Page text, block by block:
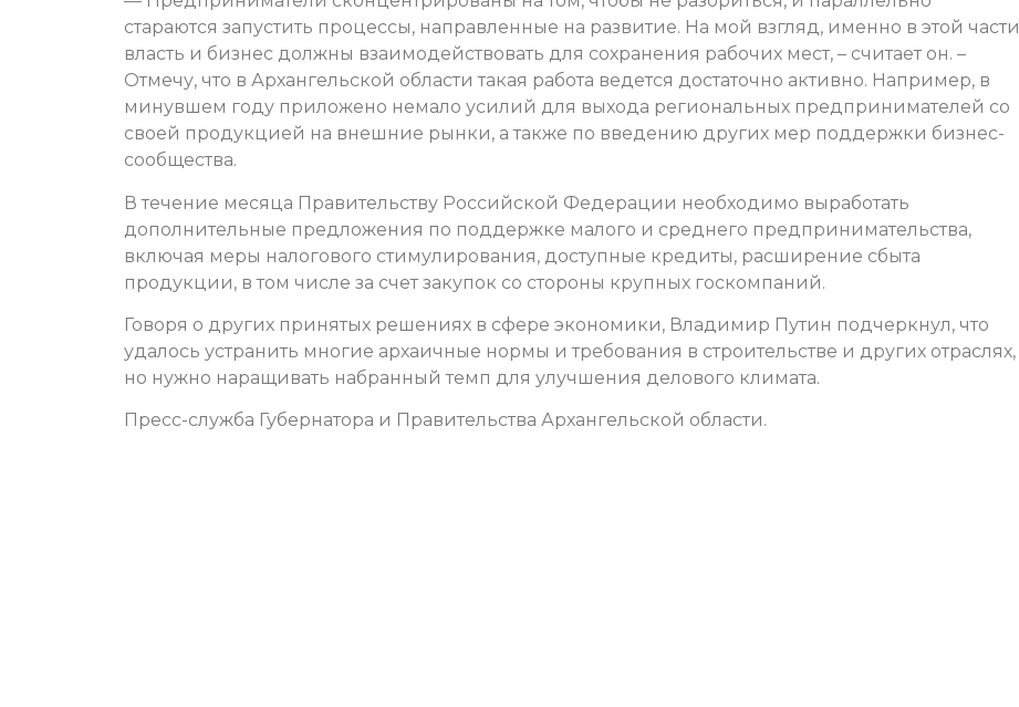
стараются запустить процессы, направленные на развитие. На мой взгляд, именно в этой части
власть и бизнес должны взаимодействовать для сохранения рабочих мест, – считает он. –
Отмечу, что в Архангельской области такая работа ведется достаточно активно. Например, в
минувшем году приложено немало усилий для выхода региональных предпринимателей со
своей продукцией на внешние рынки, а также по введению других мер поддержки бизнес-
сообщества.
В течение месяца Правительству Российской Федерации необходимо выработать
дополнительные предложения по поддержке малого и среднего предпринимательства,
включая меры налогового стимулирования, доступные кредиты, расширение сбыта
продукции, в том числе за счет закупок со стороны крупных госкомпаний.
Говоря о других принятых решениях в сфере экономики, Владимир Путин подчеркнул, что
удалось устранить многие архаичные нормы и требования в строительстве и других отраслях,
но нужно наращивать набранный темп для улучшения делового климата.
Пресс-служба Губернатора и Правительства Архангельской области.